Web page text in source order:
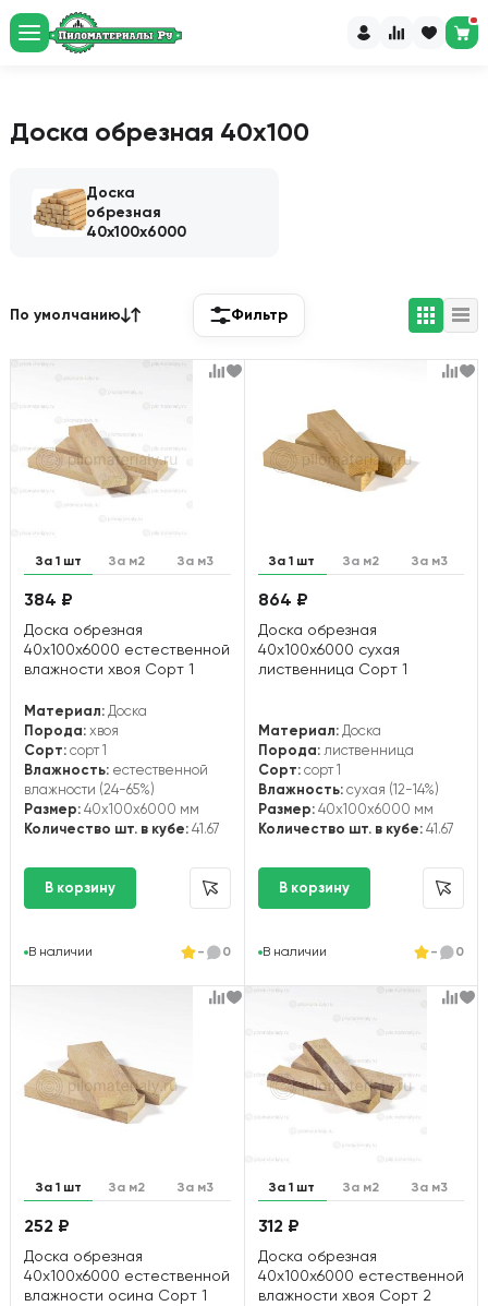
Рассчитайте пиломатериалы
и доставку за 60 секунд
Доска обрезная 40х100
Доска
обрезная
40х100х6000
По умолчанию Фильтр
За 1 шт За м2 За м3
384 ₽
Доска обрезная
40х100х6000 естественной
влажности хвоя Сорт 1
Материал: Доска
Порода: хвоя
Сорт: сорт 1
Влажность: естественной
влажности (24-65%)
Размер: 40x100x6000 мм
Количество шт. в кубе: 41.67
В наличии - 0
За 1 шт За м2 За м3
864 ₽
Доска обрезная
40х100х6000 сухая
лиственница Сорт 1
Материал:Доска
Порода:лиственница
Сорт:сорт 1
Влажность:сухая (12-14%)
Размер:40x100x6000 мм
Количество шт. в кубе:41.67
В наличии - 0
За 1 шт За м2 За м3
252 ₽
Доска обрезная
40х100х6000 естественной
влажности осина Сорт 1
За 1 шт За м2 За м3
312 ₽
Доска обрезная
40х100х6000 естественной
влажности хвоя Сорт 2